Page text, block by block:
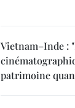
Vietnam–Inde :
patrimoine